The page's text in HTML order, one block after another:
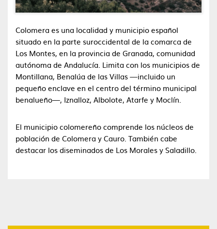
Colomera es una localidad y municipio español
situado en la parte suroccidental de la comarca de
Los Montes, en la provincia de Granada, comunidad
autónoma de Andalucía. Limita con los municipios de
Montillana, Benalúa de las Villas —incluido un
pequeño enclave en el centro del término municipal
benalueño—, Iznalloz, Albolote, Atarfe y Moclín.
El municipio colomereño comprende los núcleos de
población de Colomera y Cauro. También cabe
destacar los diseminados de Los Morales y Saladillo.